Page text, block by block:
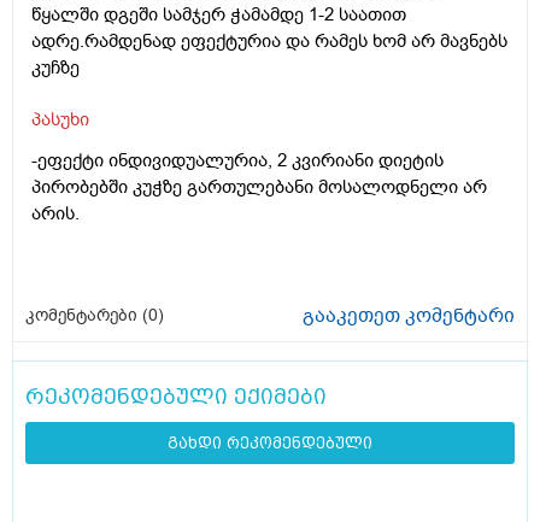
წყალში დგეში სამჯერ ჭამამდე 1-2 საათით
ადრე.რამდენად ეფექტურია და რამეს ხომ არ მავნებს
კუჩზე
პასუხი
-ეფექტი ინდივიდუალურია, 2 კვირიანი დიეტის
პირობებში კუჭზე გართულებანი მოსალოდნელი არ
არის.
კომენტარები (0) გააკეთეთ კომენტარი
რეკომენდებული ექიმები
გახდი რეკომენდებული